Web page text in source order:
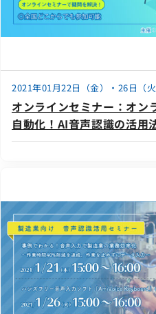
2021年01月22日（金）・26日（火
オンラインセミナー：オン
自動化！AI音声認識の活用
（火）開催